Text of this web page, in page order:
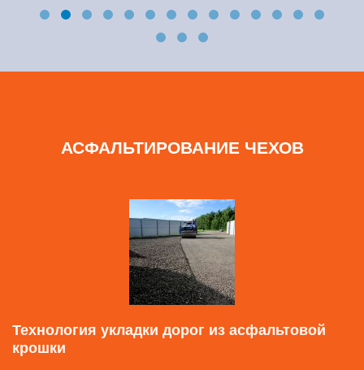
АСФАЛЬТИРОВАНИЕ ЧЕХОВ
Технология укладки дорог из асфальтовой
крошки